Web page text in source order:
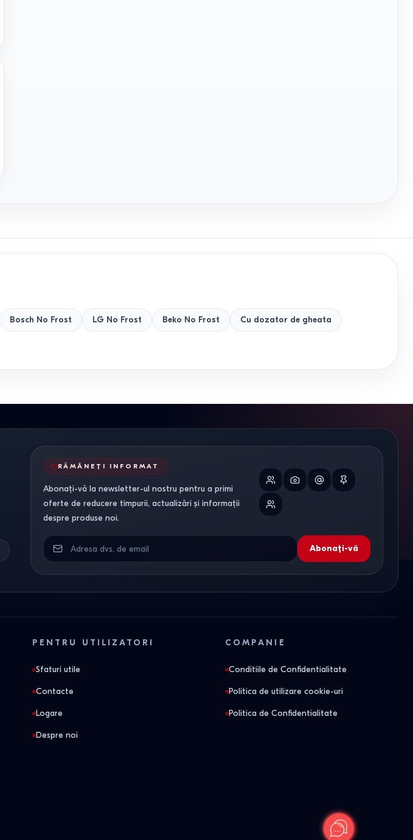
Bosch No Frost LG No Frost Beko No Frost Cu dozator de gheata
RĂMÂNEȚI INFORMAT
Abonați-vă la newsletter-ul nostru pentru a primi
oferte de reducere timpurii, actualizări și informații
despre produse noi.
Abonați-vă
PENTRU UTILIZATORI
Sfaturi utile
Contacte
Logare
Despre noi
COMPANIE
Conditiile de Confidentialitate
Politica de utilizare cookie-uri
Politica de Confidentialitate